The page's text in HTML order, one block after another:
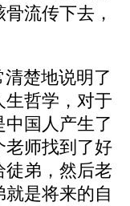
流传下去，
楚地说明了
生哲学，对于
国人产生了
老师找到了好
徒弟，然后老
是将来的自